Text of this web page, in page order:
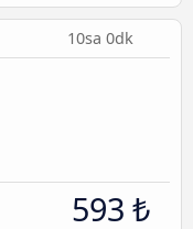
10sa 0dk
593 ₺